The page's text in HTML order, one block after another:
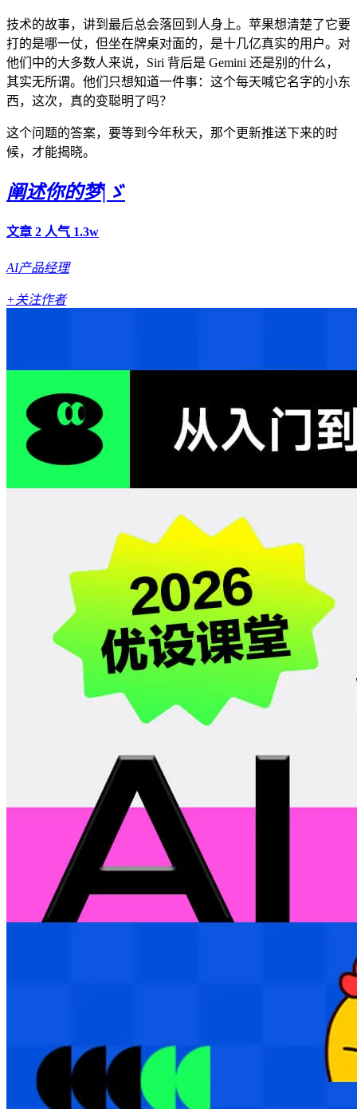
技术的故事，讲到最后总会落回到人身上。苹果想清楚了它要
打的是哪一仗，但坐在牌桌对面的，是十几亿真实的用户。对
他们中的大多数人来说，Siri 背后是 Gemini 还是别的什么，
其实无所谓。他们只想知道一件事：这个每天喊它名字的小东
西，这次，真的变聪明了吗？
这个问题的答案，要等到今年秋天，那个更新推送下来的时
候，才能揭晓。
阐述你的梦|ゞ
文章 2 人气 1.3w
AI产品经理
+关注作者